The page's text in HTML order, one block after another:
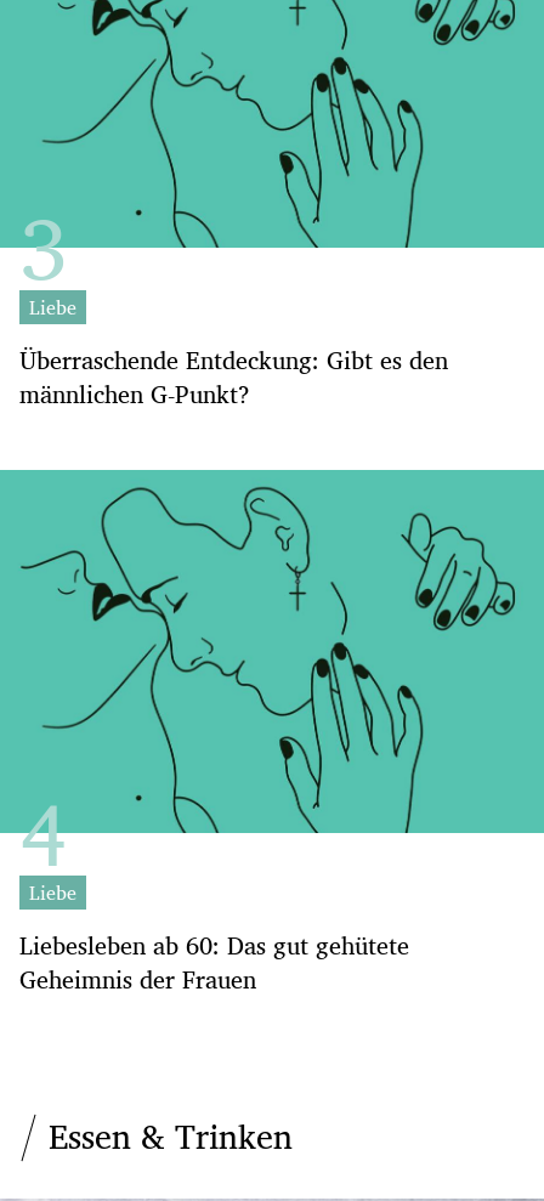
Liebe
Überraschende Entdeckung: Gibt es den
männlichen G-Punkt?
Liebe
Liebesleben ab 60: Das gut gehütete
Geheimnis der Frauen
Essen & Trinken